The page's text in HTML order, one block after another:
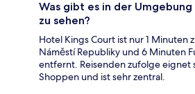
Was gibt es in der
zu sehen?
Hotel Kings Court ist nur 1 Minuten
Náměstí Republiky und 6 Minuten
entfernt. Reisenden zufolge eignet
Shoppen und ist sehr zentral.